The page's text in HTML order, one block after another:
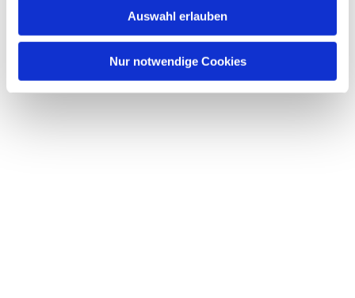
Auswahl erlauben
Nur notwendige Cookies